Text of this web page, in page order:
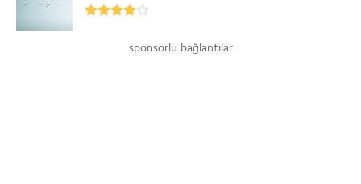
sponsorlu bağlantılar